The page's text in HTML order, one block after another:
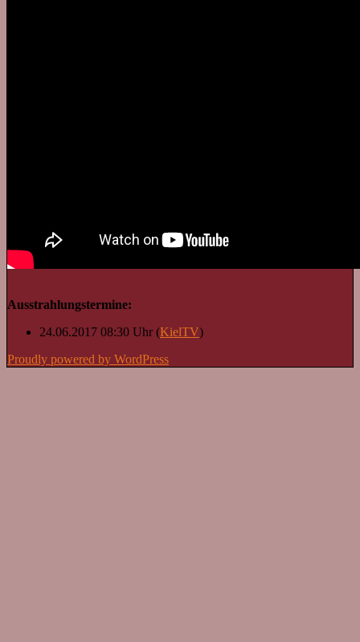
Ausstrahlungstermine:
24.06.2017 08:30 Uhr (KielTV)
Proudly powered by WordPress